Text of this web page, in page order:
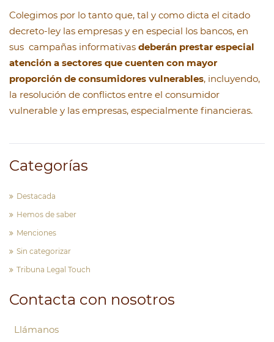
Colegimos por lo tanto que, tal y como dicta el citado
decreto-ley las empresas y en especial los bancos, en
sus campañas informativas deberán prestar especial
atención a sectores que cuenten con mayor
proporción de consumidores vulnerables, incluyendo,
la resolución de conflictos entre el consumidor
vulnerable y las empresas, especialmente financieras.
Categorías
Destacada
Hemos de saber
Menciones
Sin categorizar
Tribuna Legal Touch
Contacta con nosotros
Llámanos